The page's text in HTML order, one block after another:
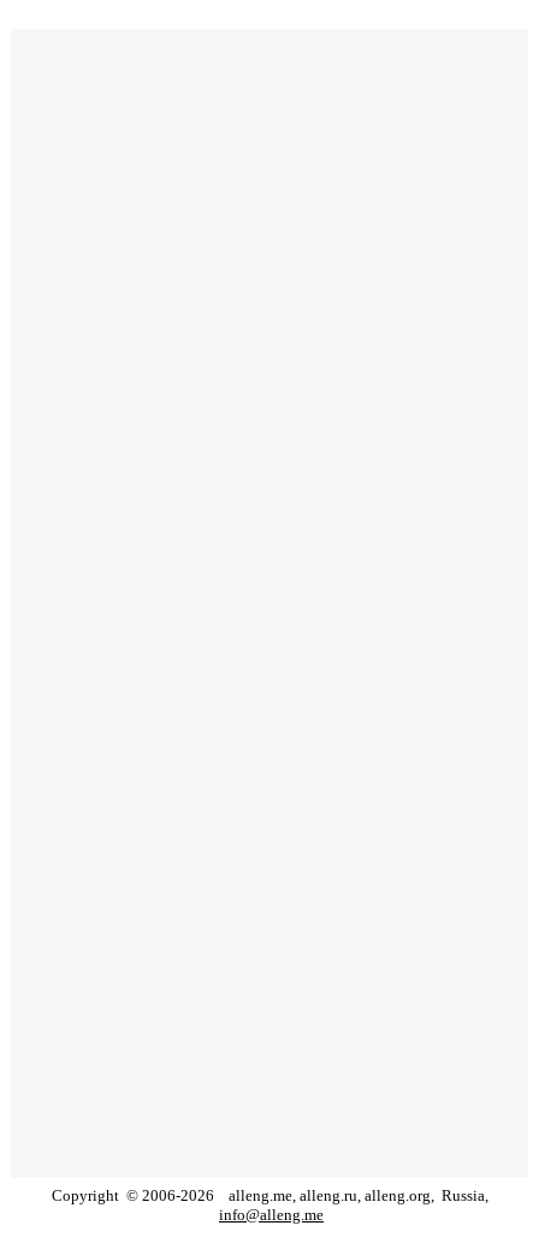
Copyright © 2006-2026 alleng.me, alleng.ru, alleng.org, Russia,
info@alleng.me